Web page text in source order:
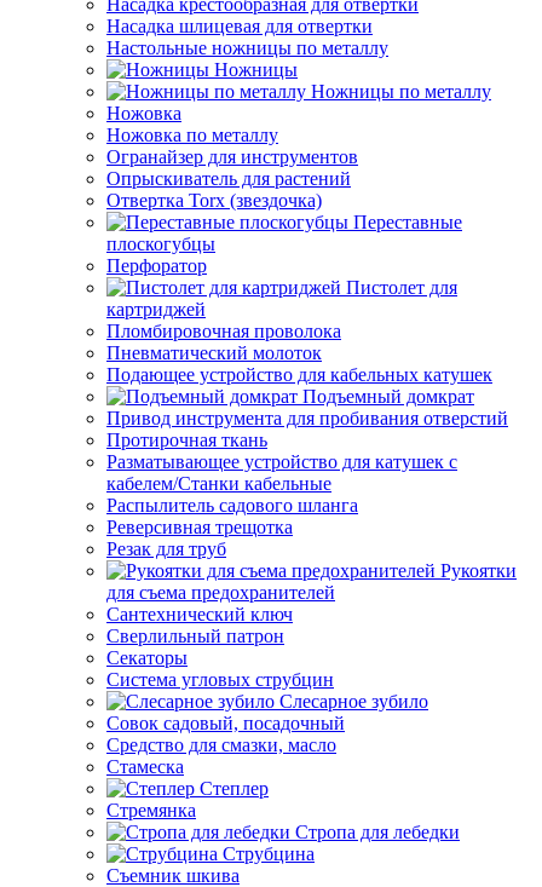
Насадка крестообразная для отвертки
Насадка шлицевая для отвертки
Настольные ножницы по металлу
Ножницы
Ножницы по металлу
Ножовка
Ножовка по металлу
Огранайзер для инструментов
Опрыскиватель для растений
Отвертка Torx (звездочка)
Переставные
плоскогубцы
Перфоратор
Пистолет для
картриджей
Пломбировочная проволока
Пневматический молоток
Подающее устройство для кабельных катушек
Подъемный домкрат
Привод инструмента для пробивания отверстий
Протирочная ткань
Разматывающее устройство для катушек с
кабелем/Станки кабельные
Распылитель садового шланга
Реверсивная трещотка
Резак для труб
Рукоятки
для съема предохранителей
Сантехнический ключ
Сверлильный патрон
Секаторы
Система угловых струбцин
Слесарное зубило
Совок садовый, посадочный
Средство для смазки, масло
Стамеска
Степлер
Стремянка
Стропа для лебедки
Струбцина
Съемник шкива